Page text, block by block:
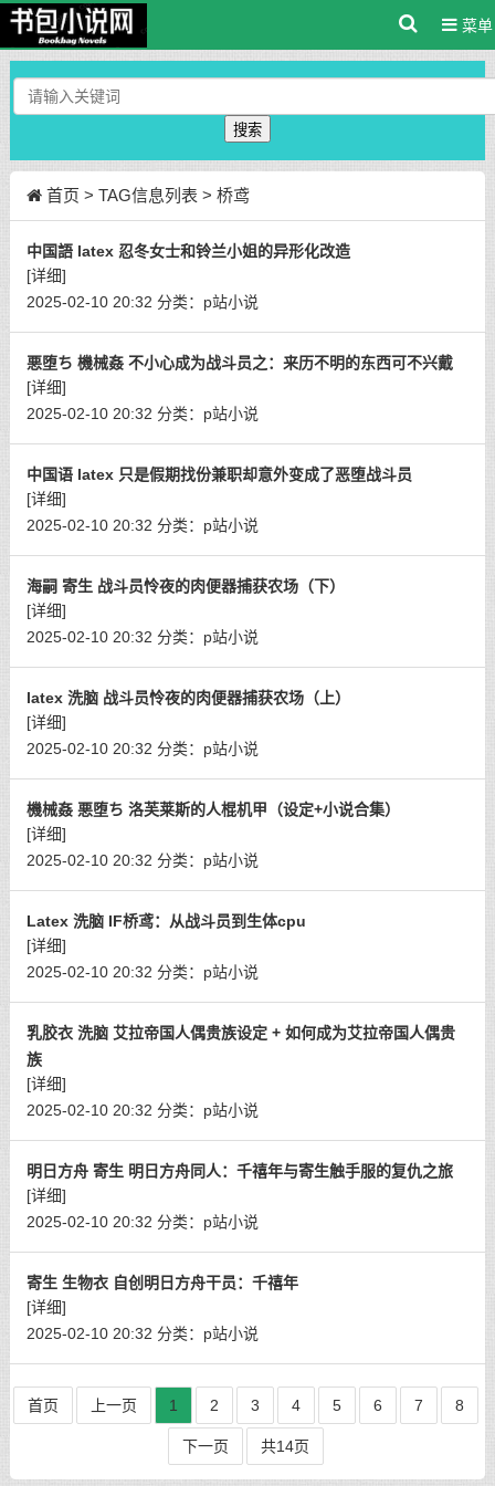
菜单
搜索
首页 > TAG信息列表 > 桥鸢
中国語 latex 忍冬女士和铃兰小姐的异形化改造
[详细]
2025-02-10 20:32 分类： p站小说
悪堕ち 機械姦 不小心成为战斗员之：来历不明的东西可不兴戴
[详细]
2025-02-10 20:32 分类： p站小说
中国语 latex 只是假期找份兼职却意外变成了恶堕战斗员
[详细]
2025-02-10 20:32 分类： p站小说
海嗣 寄生 战斗员怜夜的肉便器捕获农场（下）
[详细]
2025-02-10 20:32 分类： p站小说
latex 洗脑 战斗员怜夜的肉便器捕获农场（上）
[详细]
2025-02-10 20:32 分类： p站小说
機械姦 悪堕ち 洛芙莱斯的人棍机甲（设定+小说合集）
[详细]
2025-02-10 20:32 分类： p站小说
Latex 洗脑 IF桥鸢：从战斗员到生体cpu
[详细]
2025-02-10 20:32 分类： p站小说
乳胶衣 洗脑 艾拉帝国人偶贵族设定 + 如何成为艾拉帝国人偶贵
族
[详细]
2025-02-10 20:32 分类： p站小说
明日方舟 寄生 明日方舟同人：千禧年与寄生触手服的复仇之旅
[详细]
2025-02-10 20:32 分类： p站小说
寄生 生物衣 自创明日方舟干员：千禧年
[详细]
2025-02-10 20:32 分类： p站小说
首页 上一页 1 2 3 4 5 6 7 8
下一页 共14页